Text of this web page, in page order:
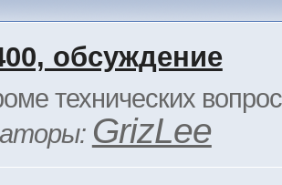
обсуждение
технических
GrizLee